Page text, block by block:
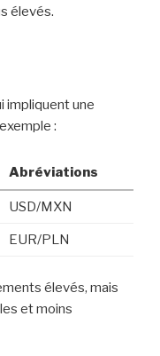
élevés.
impliquent une
:
Abréviations
USD/MXN
EUR/PLN
élevés, mais
et moins